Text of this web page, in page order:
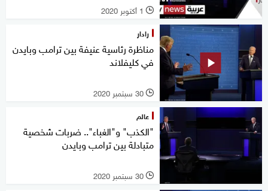
l 1 أكتوبر 2020
رادار
مناظرة رئاسية عنيفة بين ترامب وبايدن
في كليفلاند
l 30 سبتمبر 2020
عالم
"الكذب" و"الغباء".. ضربات شخصية
متبادلة بين ترامب وبايدن
l 30 سبتمبر 2020